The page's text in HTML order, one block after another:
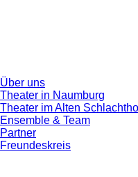
Über uns
Theater in Naumburg
Theater im Alten
Ensemble & Team
Partner
Freundeskreis